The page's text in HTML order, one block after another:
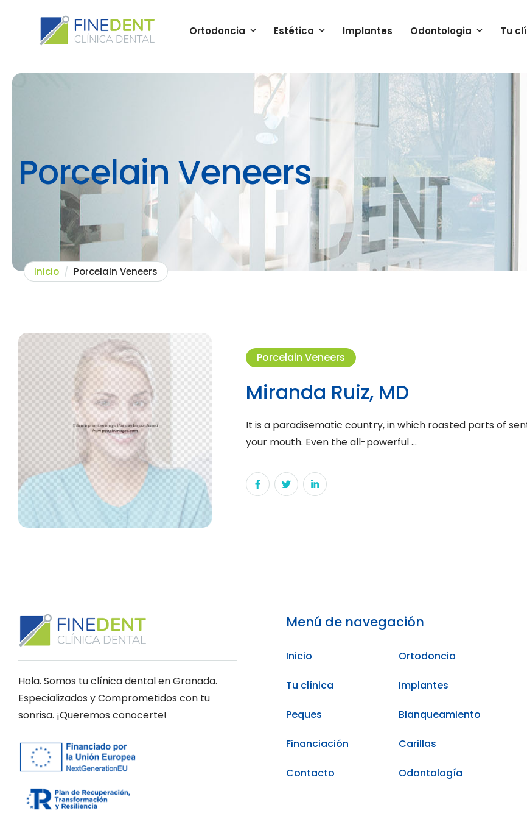
Ortodoncia Estética Implantes Odontologia Tu
Porcelain Veneers
Inicio / Porcelain Veneers
Porcelain Veneers
Miranda Ruiz, MD
It is a paradisematic country, in which roasted parts of
your mouth. Even the all-powerful …
Hola. Somos tu clínica dental en Granada.
Especializados y Comprometidos con tu
sonrisa. ¡Queremos conocerte!
Menú de navegación
Inicio
Tu clínica
Peques
Financiación
Contacto
Ortodoncia
Implantes
Blanqueamiento
Carillas
Odontología